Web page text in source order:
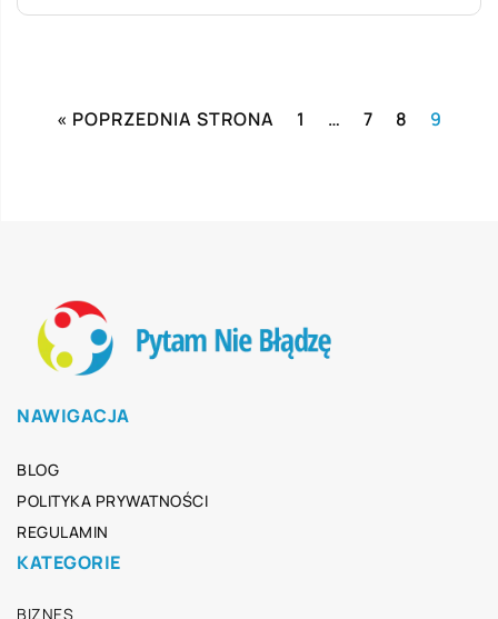
« POPRZEDNIA STRONA 1 … 7 8 9
NAWIGACJA
BLOG
POLITYKA PRYWATNOŚCI
REGULAMIN
KATEGORIE
BIZNES